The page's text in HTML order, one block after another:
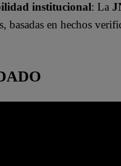
institucional: La
basadas en hechos